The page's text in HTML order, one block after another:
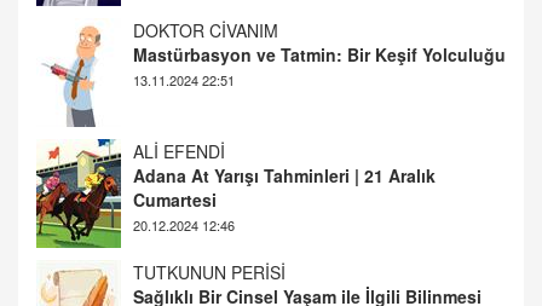
Mastürbasyon ve Tatmin: Bir Keşif Yolculuğu
13.11.2024 22:51
Adana At Yarışı Tahminleri | 21 Aralık
Cumartesi
20.12.2024 12:46
Sağlıklı Bir Cinsel Yaşam ile İlgili Bilinmesi
Gerekenler